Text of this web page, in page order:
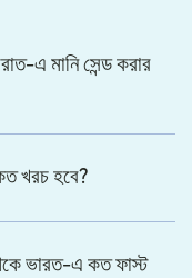
এ মানি সেন্ড করার
খরচ হবে?
ভারত-এ কত ফাস্ট